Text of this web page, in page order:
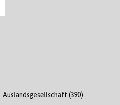
Auslandsgesellschaft (390)